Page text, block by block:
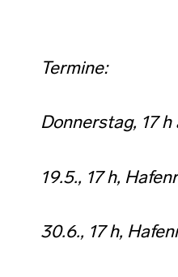
Termine:
Donnerstag, 17
19.5., 17 h,
30.6., 17 h,